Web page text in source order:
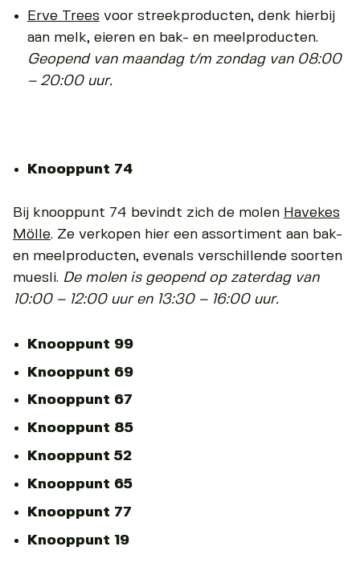
Erve Trees voor streekproducten, denk hierbij
aan melk, eieren en bak- en meelproducten.
Geopend van maandag t/m zondag van 08:00
– 20:00 uur.
Knooppunt 74
Bij knooppunt 74 bevindt zich de molen Havekes
Mölle. Ze verkopen hier een assortiment aan bak-
en meelproducten, evenals verschillende soorten
muesli. De molen is geopend op zaterdag van
10:00 – 12:00 uur en 13:30 – 16:00 uur.
Knooppunt 99
Knooppunt 69
Knooppunt 67
Knooppunt 85
Knooppunt 52
Knooppunt 65
Knooppunt 77
Knooppunt 19